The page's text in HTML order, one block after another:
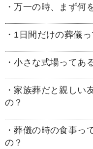
致しますので、ま
ぎの場合にも迅速
りや価値観が一致
ことで式場使用料
ので、費用を抑え
儀も下請けに発注
用がかさみ、割
確認が必要です。
を作成し。追加費
まず決めなければ
ら、訃報を知らせ
には誰を、何人く
費用も大きく変わ
なども確認してお
・万一の時、まず何
突然のことで戸惑
連絡いただければ
る限り早急に搬送
ぐにスタッフがお
正式にご依頼いた
せんのでご安心く
・1日間だけの葬儀
みつわでは費用を
駄を省いた簡易的
見送りが可能です
・小さな式場ってあ
家族葬邸宅みつわ
一つでご利用いた
な空間をご提供し
葬式」「女性のご
コンセプトのゆっ
・家族葬だと親しい
の？
親しい友人なども
呼びください。家
・葬儀の時の食事っ
の？